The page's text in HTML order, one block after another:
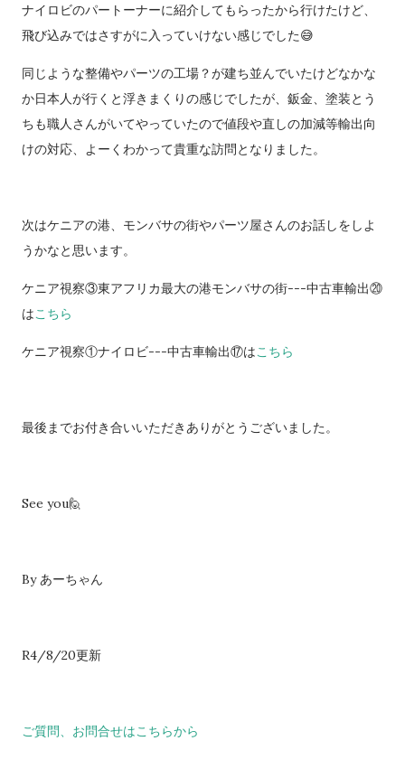
ナイロビのパートーナーに紹介してもらったから行けたけど、
飛び込みではさすがに入っていけない感じでした😅
同じような整備やパーツの工場？が建ち並んでいたけどなかな
か日本人が行くと浮きまくりの感じでしたが、鈑金、塗装とう
ちも職人さんがいてやっていたので値段や直しの加減等輸出向
けの対応、よーくわかって貴重な訪問となりました。
次はケニアの港、モンバサの街やパーツ屋さんのお話しをしよ
うかなと思います。
ケニア視察③東アフリカ最大の港モンバサの街---中古車輸出⑳
はこちら
ケニア視察①ナイロビ---中古車輸出⑰はこちら
最後までお付き合いいただきありがとうございました。
See you🙋
By あーちゃん
R4/8/20更新
ご質問、お問合せはこちらから